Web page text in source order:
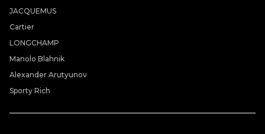
JACQUEMUS
Cartier
LONGCHAMP
Manolo Blahnik
Alexander Arutyunov
Sporty Rich